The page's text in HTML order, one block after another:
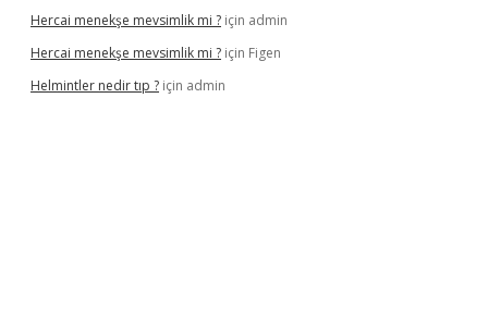
Hercai menekşe mevsimlik mi ? için admin
Hercai menekşe mevsimlik mi ? için Figen
Helmintler nedir tıp ? için admin